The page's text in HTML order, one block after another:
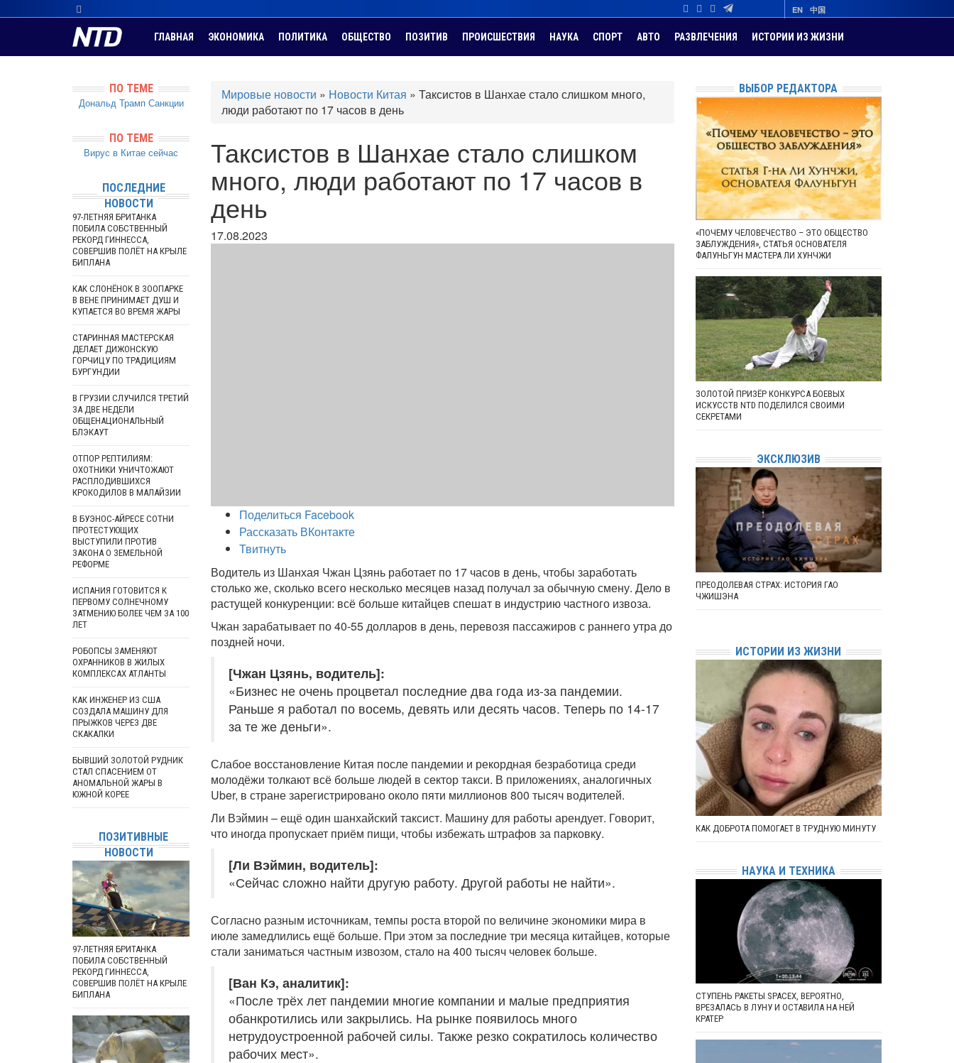
EN 中国
ГЛАВНАЯ ЭКОНОМИКА ПОЛИТИКА ОБЩЕСТВО ПОЗИТИВ ПРОИСШЕСТВИЯ НАУКА СПОРТ АВТО РАЗВЛЕЧЕНИЯ ИСТОРИИ ИЗ ЖИЗНИ
Мировые новости » Новости Китая » Таксистов в Шанхае стало слишком много,
люди работают по 17 часов в день
Таксистов в Шанхае стало слишком
много, люди работают по 17 часов в
день
17.08.2023
Поделиться Facebook
Рассказать ВКонтакте
Твитнуть
Водитель из Шанхая Чжан Цзянь работает по 17 часов в день, чтобы заработать
столько же, сколько всего несколько месяцев назад получал за обычную смену. Дело в
растущей конкуренции: всё больше китайцев спешат в индустрию частного извоза.
Чжан зарабатывает по 40-55 долларов в день, перевозя пассажиров с раннего утра до
поздней ночи.
[Чжан Цзянь, водитель]:
«Бизнес не очень процветал последние два года из-за пандемии.
Раньше я работал по восемь, девять или десять часов. Теперь по 14-17
за те же деньги».
Слабое восстановление Китая после пандемии и рекордная безработица среди
молодёжи толкают всё больше людей в сектор такси. В приложениях, аналогичных
Uber, в стране зарегистрировано около пяти миллионов 800 тысяч водителей.
Ли Вэймин – ещё один шанхайский таксист. Машину для работы арендует. Говорит,
что иногда пропускает приём пищи, чтобы избежать штрафов за парковку.
[Ли Вэймин, водитель]:
«Сейчас сложно найти другую работу. Другой работы не найти».
Согласно разным источникам, темпы роста второй по величине экономики мира в
июле замедлились ещё больше. При этом за последние три месяца китайцев, которые
стали заниматься частным извозом, стало на 400 тысяч человек больше.
[Ван Кэ, аналитик]:
«После трёх лет пандемии многие компании и малые предприятия
обанкротились или закрылись. На рынке появилось много
нетрудоустроенной рабочей силы. Также резко сократилось количество
рабочих мест».
ПО ТЕМЕ
Дональд Трамп Санкции
ПО ТЕМЕ
Вирус в Китае сейчас
ПОСЛЕДНИЕ
НОВОСТИ
97-ЛЕТНЯЯ БРИТАНКА
ПОБИЛА СОБСТВЕННЫЙ
РЕКОРД ГИННЕССА,
СОВЕРШИВ ПОЛЁТ НА КРЫЛЕ
БИПЛАНА
КАК СЛОНЁНОК В ЗООПАРКЕ
В ВЕНЕ ПРИНИМАЕТ ДУШ И
КУПАЕТСЯ ВО ВРЕМЯ ЖАРЫ
СТАРИННАЯ МАСТЕРСКАЯ
ДЕЛАЕТ ДИЖОНСКУЮ
ГОРЧИЦУ ПО ТРАДИЦИЯМ
БУРГУНДИИ
В ГРУЗИИ СЛУЧИЛСЯ ТРЕТИЙ
ЗА ДВЕ НЕДЕЛИ
ОБЩЕНАЦИОНАЛЬНЫЙ
БЛЭКАУТ
ОТПОР РЕПТИЛИЯМ:
ОХОТНИКИ УНИЧТОЖАЮТ
РАСПЛОДИВШИХСЯ
КРОКОДИЛОВ В МАЛАЙЗИИ
В БУЭНОС-АЙРЕСЕ СОТНИ
ПРОТЕСТУЮЩИХ
ВЫСТУПИЛИ ПРОТИВ
ЗАКОНА О ЗЕМЕЛЬНОЙ
РЕФОРМЕ
ИСПАНИЯ ГОТОВИТСЯ К
ПЕРВОМУ СОЛНЕЧНОМУ
ЗАТМЕНИЮ БОЛЕЕ ЧЕМ ЗА 100
ЛЕТ
РОБОПСЫ ЗАМЕНЯЮТ
ОХРАННИКОВ В ЖИЛЫХ
КОМПЛЕКСАХ АТЛАНТЫ
КАК ИНЖЕНЕР ИЗ США
СОЗДАЛА МАШИНУ ДЛЯ
ПРЫЖКОВ ЧЕРЕЗ ДВЕ
СКАКАЛКИ
БЫВШИЙ ЗОЛОТОЙ РУДНИК
СТАЛ СПАСЕНИЕМ ОТ
АНОМАЛЬНОЙ ЖАРЫ В
ЮЖНОЙ КОРЕЕ
ПОЗИТИВНЫЕ
НОВОСТИ
97-ЛЕТНЯЯ БРИТАНКА
ПОБИЛА СОБСТВЕННЫЙ
РЕКОРД ГИННЕССА,
СОВЕРШИВ ПОЛЁТ НА КРЫЛЕ
БИПЛАНА
ВЫБОР РЕДАКТОРА
«ПОЧЕМУ ЧЕЛОВЕЧЕСТВО – ЭТО ОБЩЕСТВО
ЗАБЛУЖДЕНИЯ», СТАТЬЯ ОСНОВАТЕЛЯ
ФАЛУНЬГУН МАСТЕРА ЛИ ХУНЧЖИ
ЗОЛОТОЙ ПРИЗЁР КОНКУРСА БОЕВЫХ
ИСКУССТВ NTD ПОДЕЛИЛСЯ СВОИМИ
СЕКРЕТАМИ
ЭКСКЛЮЗИВ
ПРЕОДОЛЕВАЯ СТРАХ: ИСТОРИЯ ГАО
ЧЖИШЭНА
ИСТОРИИ ИЗ ЖИЗНИ
КАК ДОБРОТА ПОМОГАЕТ В ТРУДНУЮ МИНУТУ
НАУКА И ТЕХНИКА
СТУПЕНЬ РАКЕТЫ SPACEX, ВЕРОЯТНО,
ВРЕЗАЛАСЬ В ЛУНУ И ОСТАВИЛА НА НЕЙ
КРАТЕР